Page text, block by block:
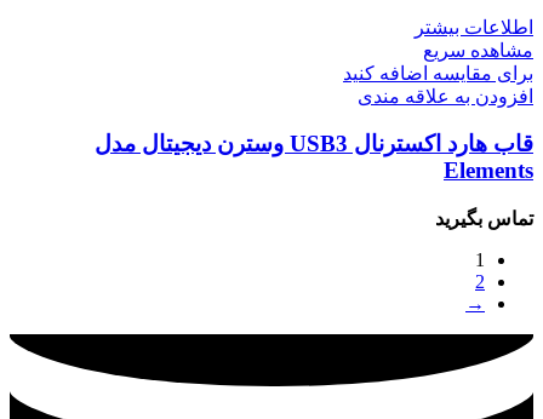
اطلاعات بیشتر
مشاهده سریع
برای مقایسه اضافه کنید
افزودن به علاقه مندی
قاب هارد اکسترنال USB3 وسترن دیجیتال مدل
Elements
تماس بگیرید
1
2
→